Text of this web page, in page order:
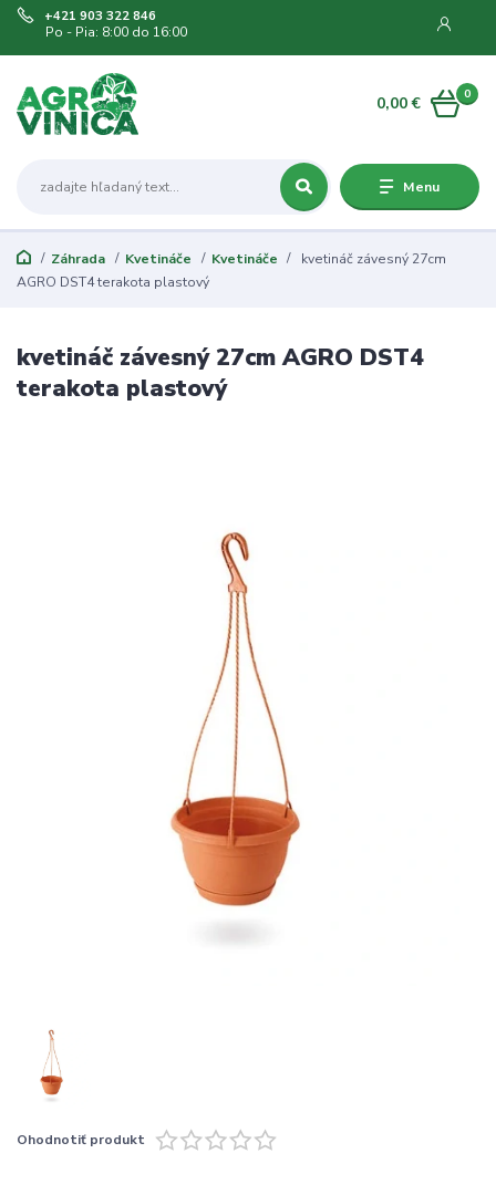
Menu
+421 903 322 846
Po - Pia: 8:00 do 16:00
0
0,00 €
Záhrada Kvetináče Kvetináče
kvetináč závesný 27cm
AGRO DST4 terakota plastový
kvetináč závesný 27cm AGRO DST4
terakota plastový
Ohodnotiť produkt